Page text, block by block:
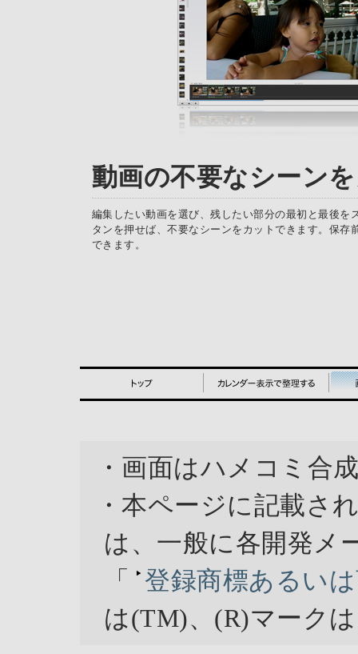
動画の不要なシーン
編集したい動画を選び、残したい部分の最初と最後を
タンを押せば、不要なシーンをカットできます。保存
できます。
・画面はハメコミ合
・本ページに記載さ
は、一般に各開発メ
「 登録商標あるい
は(TM)、(R)マーク